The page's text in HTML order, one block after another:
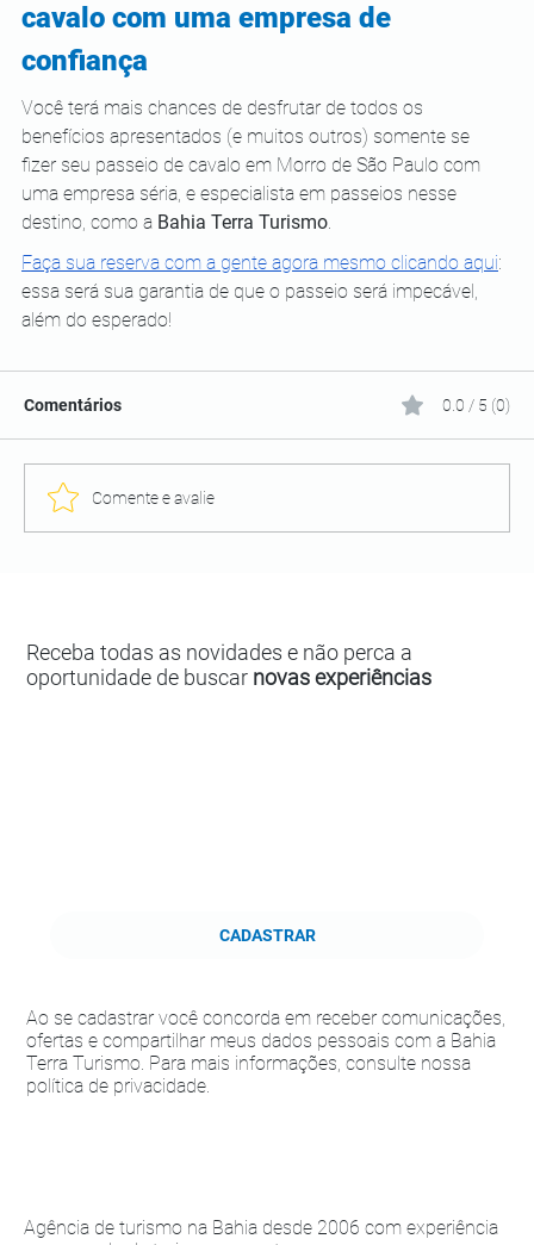
cavalo com uma empresa de
confiança
Você terá mais chances de desfrutar de todos os
benefícios apresentados (e muitos outros) somente se
fizer seu passeio de cavalo em Morro de São Paulo com
uma empresa séria, e especialista em passeios nesse
destino, como a Bahia Terra Turismo.
Faça sua reserva com a gente agora mesmo clicando aqui:
essa será sua garantia de que o passeio será impecável,
além do esperado!
Comentários 0.0 / 5 (0)
Comente e avalie
Agência de turismo na Bahia desde 2006 com experiência
Receba todas as novidades e não perca a
oportunidade de buscar novas experiências
CADASTRAR
Ao se cadastrar você concorda em receber comunicações,
ofertas e compartilhar meus dados pessoais com a Bahia
Terra Turismo. Para mais informações, consulte nossa
política de privacidade.